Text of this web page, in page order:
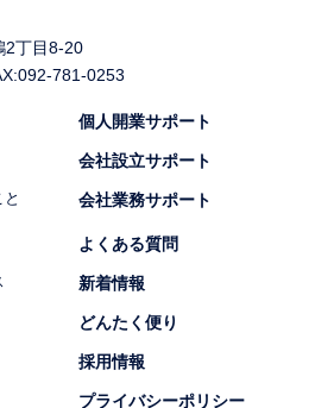
2丁目8-20
781-0253
個人開業サポート
会社設立サポート
会社業務サポート
よくある質問
新着情報
どんたく便り
採用情報
プライバシーポリシー